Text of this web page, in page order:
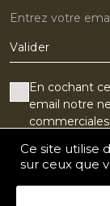
Valider
En cochant
email notre
Vous pouvez
J'accepte le
recevoir un
Ce site utilise
sur ceux que